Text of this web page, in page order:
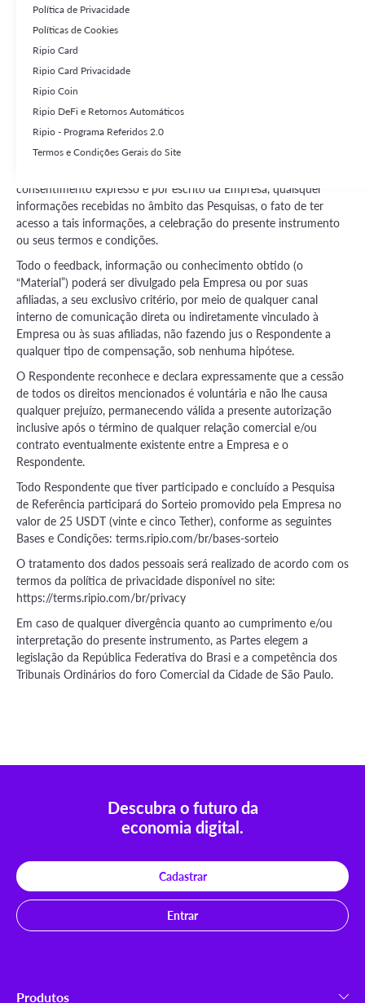
Política de Privacidade
Políticas de Cookies
Ripio Card
Ripio Card Privacidade
Ripio Coin
Ripio DeFi e Retornos Automáticos
Ripio - Programa Referidos 2.0
Termos e Condições Gerais do Site
O Respondente aceita participar da Pesquisa que a Empresa e/ou
qualquer entidade vinculada ou afiliada à Empresa realizará, com
o objetivo de coletar informações relacionadas ao mercado no
qual a Empresa atua.
O Respondente compromete-se a adotar todas as medidas
elas verbais, escritas, em meios físicos ou digitais, que venha a
receber da Empresa; a não utilizar tais informações para qualquer
finalidade diversa da indicada no presente instrumento; e a não
consentimento expresso e por escrito da Empresa, quaisquer
informações recebidas no âmbito das Pesquisas, o fato de ter
acesso a tais informações, a celebração do presente instrumento
ou seus termos e condições.
Todo o feedback, informação ou conhecimento obtido (o
“Material”) poderá ser divulgado pela Empresa ou por suas
afiliadas, a seu exclusivo critério, por meio de qualquer canal
interno de comunicação direta ou indiretamente vinculado à
Empresa ou às suas afiliadas, não fazendo jus o Respondente a
qualquer tipo de compensação, sob nenhuma hipótese.
O Respondente reconhece e declara expressamente que a cessão
de todos os direitos mencionados é voluntária e não lhe causa
qualquer prejuízo, permanecendo válida a presente autorização
inclusive após o término de qualquer relação comercial e/ou
contrato eventualmente existente entre a Empresa e o
Respondente.
Todo Respondente que tiver participado e concluído a Pesquisa
de Referência participará do Sorteio promovido pela Empresa no
valor de 25 USDT (vinte e cinco Tether), conforme as seguintes
Bases e Condições: terms.ripio.com/br/bases-sorteio
O tratamento dos dados pessoais será realizado de acordo com os
termos da política de privacidade disponível no site:
https://terms.ripio.com/br/privacy
Em caso de qualquer divergência quanto ao cumprimento e/ou
interpretação do presente instrumento, as Partes elegem a
legislação da República Federativa do Brasi e a competência dos
Tribunais Ordinários do foro Comercial da Cidade de São Paulo.
Descubra o futuro da
economia digital.
Cadastrar
Entrar
Produtos